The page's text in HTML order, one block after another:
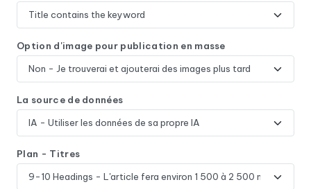
Option d'image pour publication en masse
La source de données
Plan - Titres